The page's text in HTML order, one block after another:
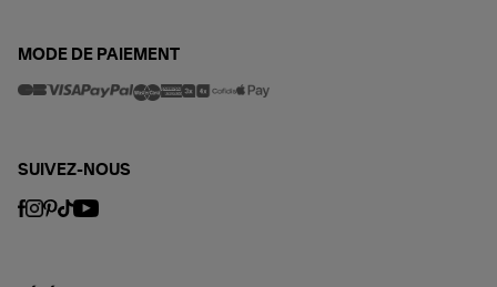
MODE DE PAIEMENT
SUIVEZ-NOUS